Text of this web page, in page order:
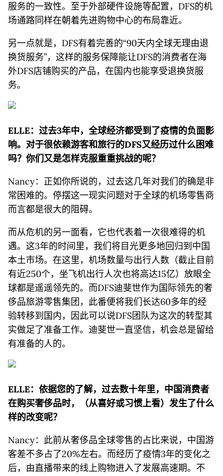
服务的一致性。至于外部硬件设施等配置，DFS的机
场通路同样在朝着先进购物中心的布局靠近。
另一点就是，DFS有着完善的“90天内全球无理由退
换货服务”，这样的服务保障能让DFS的消费者在海
外DFS店铺购买的产品，在国内也能享受退换货服
务。
ELLE：过去3年中，全球经济都受到了疫情的负面影
响。对于很依赖游客和旅行的DFS又经历过什么困难
吗？你们又是怎样克服重重挑战的呢？
Nancy：正如你所说的，过去这几年对我们的确是非
常困难的。停摆这一现实问题对于全球的机场零售商
而言都是很大的阻碍。
而从危机的另一面看，它也代表着一次很难得的机
遇。这3年的时间里，我们将目光更多地回归到中国
本土市场。在这里，机场数量与出行人数（截止目前
有近250个，坐飞机出行人次也将高达15亿）放眼全
球都是遥遥领先的。而DFS迪斐世作为国际领先的奢
侈品旅游零售集团，此番便将我们长达60多年的经
验转移到国内，因此可以说DFS团队为这次的转型其
实做足了准备工作。迪斐世一直坚信，机会总是留给
有准备的人的。
ELLE： 依据您的了解，过去数十年里，中国消费者
在购买奢侈品时，（从喜好或习惯上看）发生了什么
样的改变呢？
Nancy：此前从奢侈品全球零售的占比来说，中国游
客差不多占了20%左右。而经历了疫情3年的变化之
后，由直播带来的线上购物进入了发展高速期。不